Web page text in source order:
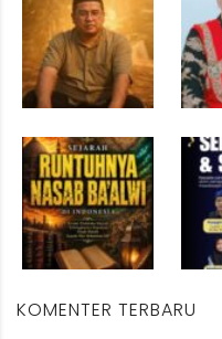
KOMENTER TERBARU